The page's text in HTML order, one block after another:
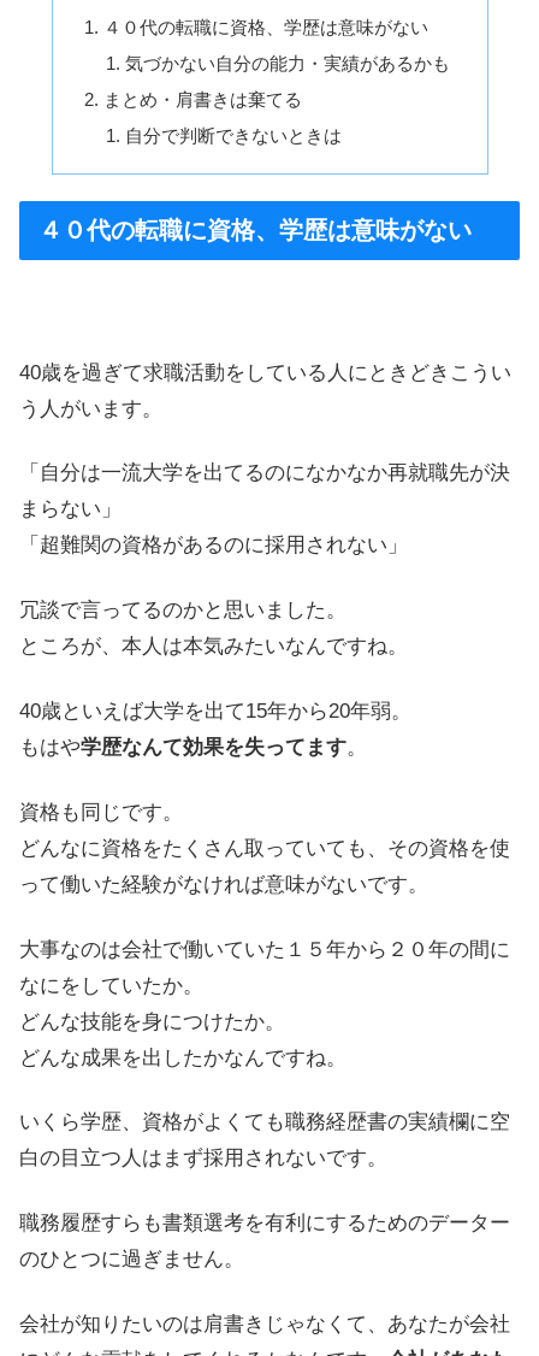
４０代の転職に資格、学歴は意味がない
気づかない自分の能力・実績があるかも
まとめ・肩書きは棄てる
自分で判断できないときは
４０代の転職に資格、学歴は意味がない
40歳を過ぎて求職活動をしている人にときどきこうい
う人がいます。
「自分は一流大学を出てるのになかなか再就職先が決
まらない」
「超難関の資格があるのに採用されない」
冗談で言ってるのかと思いました。
ところが、本人は本気みたいなんですね。
40歳といえば大学を出て15年から20年弱。
もはや学歴なんて効果を失ってます。
資格も同じです。
どんなに資格をたくさん取っていても、その資格を使
って働いた経験がなければ意味がないです。
大事なのは会社で働いていた１５年から２０年の間に
なにをしていたか。
どんな技能を身につけたか。
どんな成果を出したかなんですね。
いくら学歴、資格がよくても職務経歴書の実績欄に空
白の目立つ人はまず採用されないです。
職務履歴すらも書類選考を有利にするためのデーター
のひとつに過ぎません。
会社が知りたいのは肩書きじゃなくて、あなたが会社